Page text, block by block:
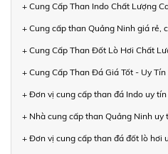
+ Cung Cấp Than Indo Chất Lượng
+ Cung cấp than Quảng Ninh giá rẻ,
+ Cung Cấp Than Đốt Lò Hơi Chất
+ Cung Cấp Than Đá Giá Tốt - Uy
+ Đơn vị cung cấp than đá Indo uy
+ Nhà cung cấp than Quảng Ninh
+ Đơn vị cung cấp than đá đốt lò hơi